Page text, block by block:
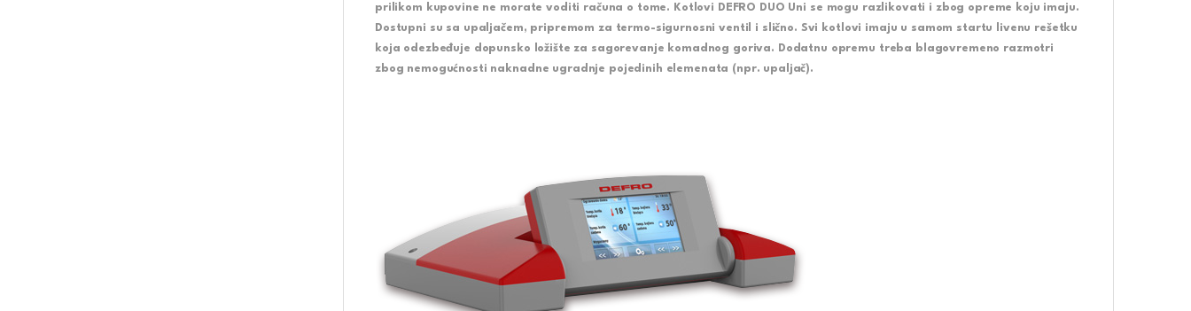
prilikom kupovine ne morate voditi računa o tome. Kotlovi
DEFRO DUO Uni se mogu razlikovati i zbog opreme koju imaju.
Dostupni su sa upaljačem, pripremom za termo-sigurnosni ventil i slično. Svi kotlovi imaju u samom startu livenu rešetku
koja odezbeđuje dopunsko ložište za sagorevanje komadnog goriva. Dodatnu opremu treba blagovremeno razmotri
zbog nemogućnosti naknadne ugradnje pojedinih elemenata (npr. upaljač).